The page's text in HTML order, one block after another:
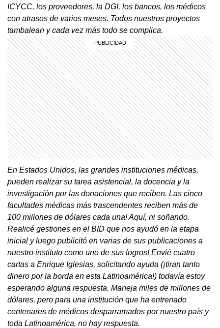
ICYCC, los proveedores, la DGI, los bancos, los médicos
con atrasos de varios meses. Todos nuestros proyectos
tambalean y cada vez más todo se complica.
En Estados Unidos, las grandes instituciones médicas,
pueden realizar su tarea asistencial, la docencia y la
investigación por las donaciones que reciben. Las cinco
facultades médicas más trascendentes reciben más de
100 millones de dólares cada una! Aquí, ni soñando.
Realicé gestiones en el BID que nos ayudó en la etapa
inicial y luego publicitó en varias de sus publicaciones a
nuestro instituto como uno de sus logros! Envié cuatro
cartas a Enrique Iglesias, solicitando ayuda (¡tiran tanto
dinero por la borda en esta Latinoamérica!) todavía estoy
esperando alguna respuesta. Maneja miles de millones de
dólares, pero para una institución que ha entrenado
centenares de médicos desparramados por nuestro país y
toda Latinoamérica, no hay respuesta.